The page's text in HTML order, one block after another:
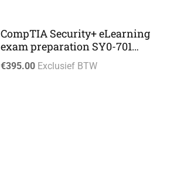
CompTIA Security+ eLearning
exam preparation SY0-701
eLearning
€395.00 Exclusief BTW